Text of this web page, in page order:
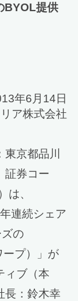
BYOL提供
年6月14日
ア株式会社
京都品川
証券コー
は、
連続シェア
の
ープ）」が
ィブ（本
長：鈴木幸